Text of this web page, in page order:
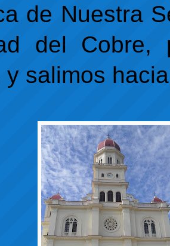
de Nuestra
del Cobre,
y salimos